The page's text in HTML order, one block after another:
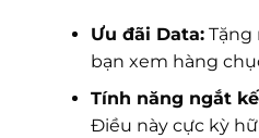
Ưu đãi Data:Tặng
bạn xem hàng
Tính năng ngắt
Điều này cực kỳ